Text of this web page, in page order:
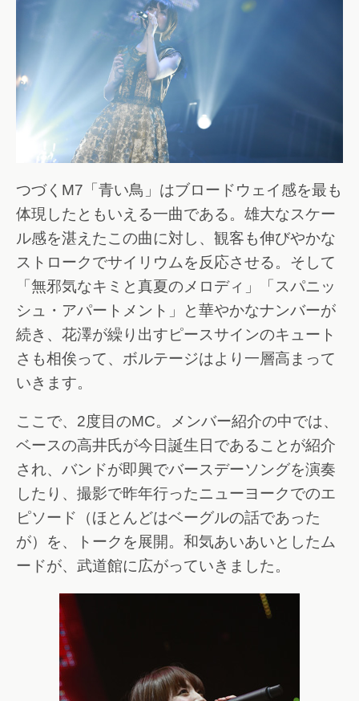
つづくM7「青い鳥」はブロードウェイ感を最も
体現したともいえる一曲である。雄大なスケー
ル感を湛えたこの曲に対し、観客も伸びやかな
ストロークでサイリウムを反応させる。そして
「無邪気なキミと真夏のメロディ」「スパニッ
シュ・アパートメント」と華やかなナンバーが
続き、花澤が繰り出すピースサインのキュート
さも相俟って、ボルテージはより一層高まって
いきます。
ここで、2度目のMC。メンバー紹介の中では、
ベースの高井氏が今日誕生日であることが紹介
され、バンドが即興でバースデーソングを演奏
したり、撮影で昨年行ったニューヨークでのエ
ピソード（ほとんどはベーグルの話であった
が）を、トークを展開。和気あいあいとしたム
ードが、武道館に広がっていきました。